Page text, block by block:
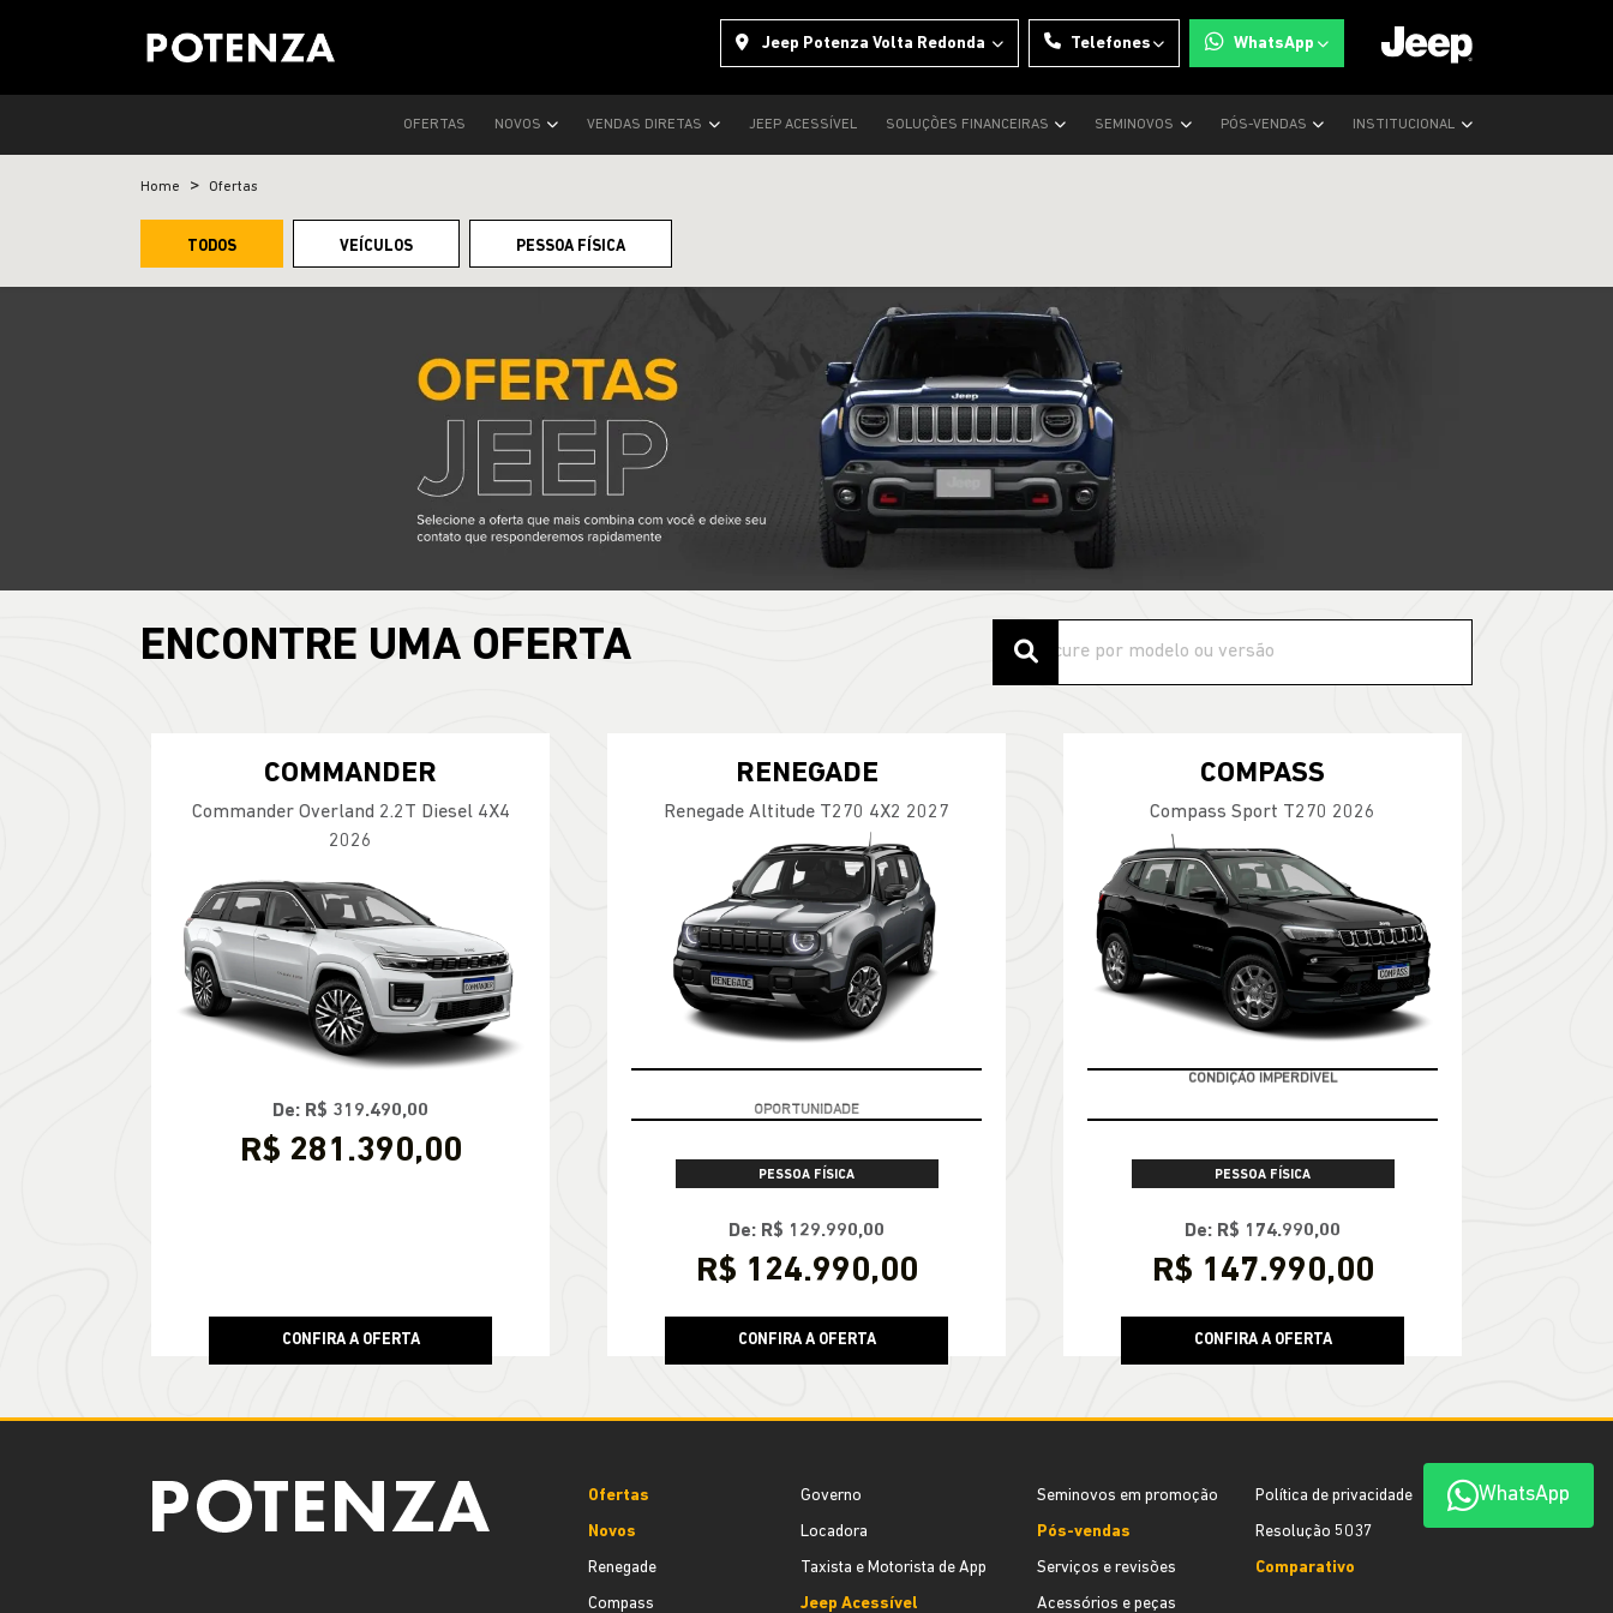
Jeep Potenza Volta Redonda Telefones WhatsApp
OFERTAS NOVOS VENDAS DIRETAS JEEP ACESSÍVEL SOLUÇÕES FINANCEIRAS SEMINOVOS PÓS-VENDAS INSTITUCIONAL
Home Ofertas
TODOS VEÍCULOS PESSOA FÍSICA
ENCONTRE UMA OFERTA
COMMANDER
Commander Overland 2.2T Diesel 4X4
2026
De: R$ 319.490,00
R$ 281.390,00
CONFIRA A OFERTA
RENEGADE
Renegade Altitude T270 4X2 2027
PESSOA FÍSICA
De: R$ 129.990,00
R$ 124.990,00
CONFIRA A OFERTA
COMPASS
Compass Sport T270 2026
PESSOA FÍSICA
De: R$ 174.990,00
R$ 147.990,00
CONFIRA A OFERTA
WhatsApp
Ofertas
Novos
Renegade
Compass
Governo
Locadora
Taxista e Motorista de App
Jeep Acessível
Seminovos em promoção
Pós-vendas
Serviços e revisões
Acessórios e peças
Política de privacidade
Resolução 5037
Comparativo